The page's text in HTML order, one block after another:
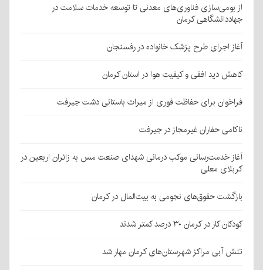
از بومی‌سازی فناوری‌های معدنی تا توسعه خدمات سلامت در
جهاددانشگاهی کرمان
آغاز اجرای طرح پزشک خانواده در رفسنجان
کاهش دید افقی و کیفیت هوا در استان کرمان
فراخوان برای حفاظت فوری از میراث باستانی دشت جیرفت
ناکامی حفاران غیرمجاز در جیرفت
آغاز خدمت‌رسانی موکب درمانی شهدای صنعت مس به زائران اربعین در
کربلای معلی
بازگشت حقوق‌های نجومی به بیت‌المال در کرمان
کودکان کار در کرمان ۳۰ درصد کمتر شدند
تنش آبی مراکز شهرستان‌های کرمان مهار شد